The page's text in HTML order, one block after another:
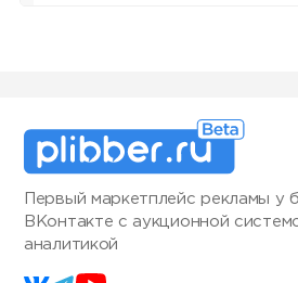
Сегодняшний гость — журналист
Станислав Кучер , с которым
обсудим визит спецпосланника
Уиткоффа в Москву и заявления
возможности прекращении огня.
Госсекретарь США Марко
МИД Украины Андреем Сибигой.
Первый маркетплейс рекламы у
ВКонтакте с аукционной
аналитикой